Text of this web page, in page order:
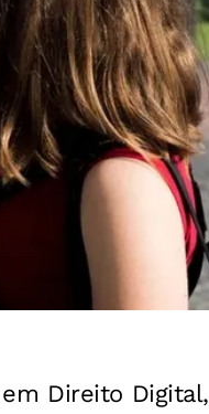
Direito Digital,